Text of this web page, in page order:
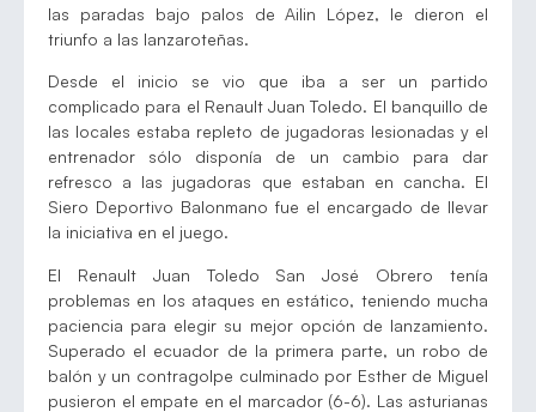
las paradas bajo palos de Ailin López, le dieron el
triunfo a las lanzaroteñas.
Desde el inicio se vio que iba a ser un partido
complicado para el Renault Juan Toledo. El banquillo de
las locales estaba repleto de jugadoras lesionadas y el
entrenador sólo disponía de un cambio para dar
refresco a las jugadoras que estaban en cancha. El
Siero Deportivo Balonmano fue el encargado de llevar
la iniciativa en el juego.
El Renault Juan Toledo San José Obrero tenía
problemas en los ataques en estático, teniendo mucha
paciencia para elegir su mejor opción de lanzamiento.
Superado el ecuador de la primera parte, un robo de
balón y un contragolpe culminado por Esther de Miguel
pusieron el empate en el marcador (6-6). Las asturianas